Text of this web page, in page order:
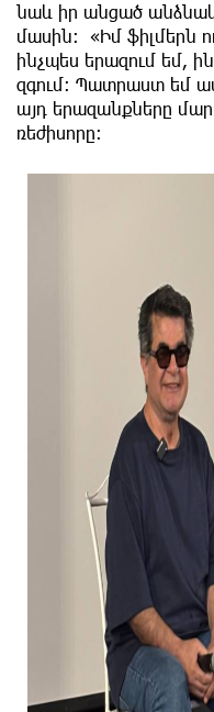
նաև իր անցած
մասին։ «Իմ ֆիլմերն
ինչպես երազում եմ,
զգում։ Պատրաստ եմ
այդ երազանքները
ռեժիսորը։